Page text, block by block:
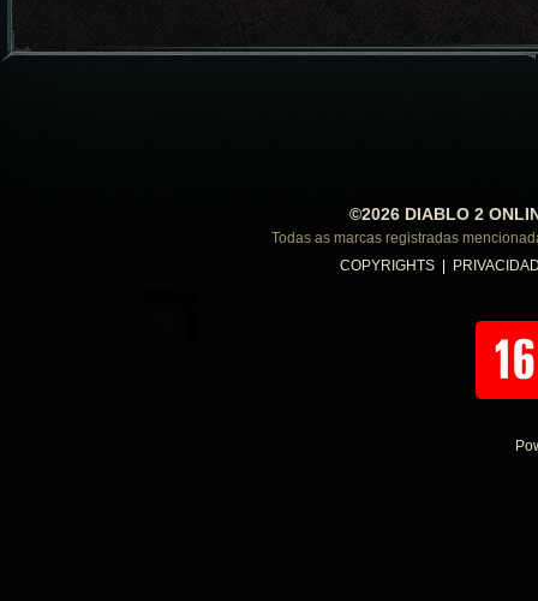
©2026 DIABLO 2
Todas as marcas registradas
COPYRIGHTS